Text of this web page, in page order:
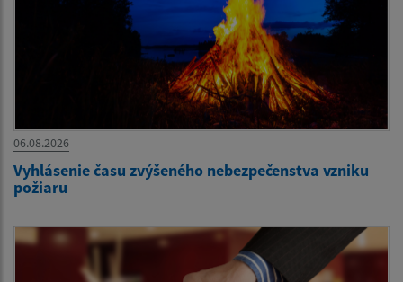
06.08.2026
Vyhlásenie času zvýšeného nebezpečenstva vzniku
požiaru